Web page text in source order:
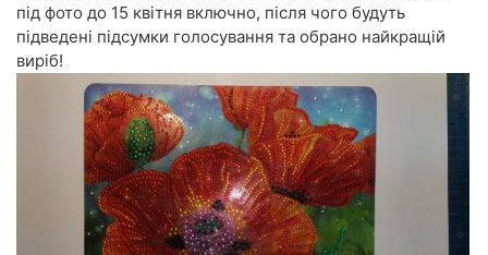
під фото до 15 квітня включно, після чого будуть
підведені підсумки голосування та обрано найкращій
виріб!